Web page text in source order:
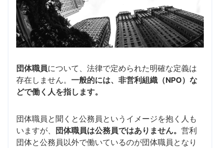
団体職員について、法律で定められた明確な定義は
存在しません。 一般的には、非営利組織（NPO）な
どで働く人を指します。
団体職員と聞くと公務員というイメージを抱く人も
いますが、
団体職員は公務員ではありません。 営利
団体と公務員以外で働いているのが団体職員となり